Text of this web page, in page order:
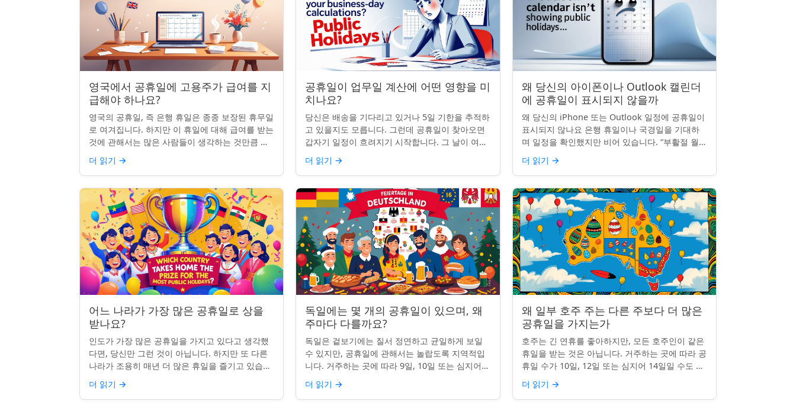
영국에서 공휴일에 고용주가 급여를 지
급해야 하나요?
영국의 공휴일, 즉 은행 휴일은 종종 보장된 휴무일
로 여겨집니다. 하지만 이 휴일에 대해 급여를 받는
것에 관해서는 많은 사람들이 생각하는 것만큼 명
확하지 않습니다. 사실, 급여를 받거나 하루 쉬는
것이 전적으로 계...
더 읽기 →
공휴일이 업무일 계산에 어떤 영향을 미
치나요?
당신은 배송을 기다리고 있거나 5일 기한을 추적하
고 있을지도 모릅니다. 그런데 공휴일이 찾아오면
갑자기 일정이 흐려지기 시작합니다. 그 날이 여전
히 계산에 포함되나요? 업무일 계산을 할 때 공휴
일은 생각보다 더 중요...
더 읽기 →
왜 당신의 아이폰이나 Outlook 캘린더
에 공휴일이 표시되지 않을까
왜 당신의 iPhone 또는 Outlook 일정에 공휴일이
표시되지 않나요 은행 휴일이나 국경일을 기대하
며 일정을 확인했지만 비어 있습니다. “부활절 월요
일”, “노동절”, “독립기념일”이 보이지 않네요.
iPhon...
더 읽기 →
어느 나라가 가장 많은 공휴일로 상을
받나요?
인도가 가장 많은 공휴일을 가지고 있다고 생각했
다면, 당신만 그런 것이 아닙니다. 하지만 또 다른
나라가 조용히 매년 더 많은 휴일을 즐기고 있습니
다: 네팔입니다. 종교적, 문화적, 국가적 기념일이
혼합된 네팔은 현...
더 읽기 →
독일에는 몇 개의 공휴일이 있으며, 왜
주마다 다를까요?
독일은 겉보기에는 질서 정연하고 균일하게 보일
수 있지만, 공휴일에 관해서는 놀랍도록 지역적입
니다. 거주하는 곳에 따라 9일, 10일 또는 심지어
13일의 공휴일이 포함될 수 있습니다. 왜 그런 걸
까요? 간단한 통찰...
더 읽기 →
왜 일부 호주 주는 다른 주보다 더 많은
공휴일을 가지는가
호주는 긴 연휴를 좋아하지만, 모든 호주인이 같은
휴일을 받는 것은 아닙니다. 거주하는 곳에 따라 공
휴일 수가 10일, 12일 또는 심지어 14일일 수도 있
습니다. 도대체 무슨 일이 일어나고 있는 걸까요?
왜 일부 ...
더 읽기 →